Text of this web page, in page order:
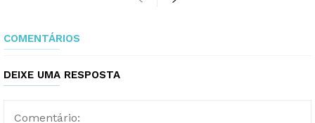
COMENTÁRIOS
DEIXE UMA RESPOSTA